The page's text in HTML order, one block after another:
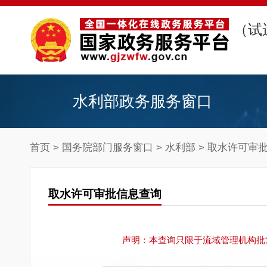
（
水利部政务服务窗口
首页 > 国务院部门服务窗口 > 水利部 > 取水许可审
取水许可审批信息查询
声明：本查询只限于流域管理机构